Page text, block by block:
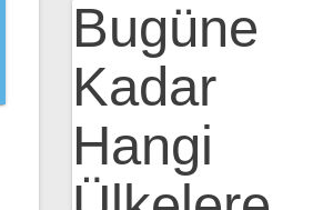
Bugüne
Kadar
Hangi